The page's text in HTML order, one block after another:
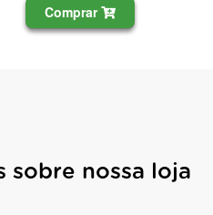
Comprar
sobre nossa loja